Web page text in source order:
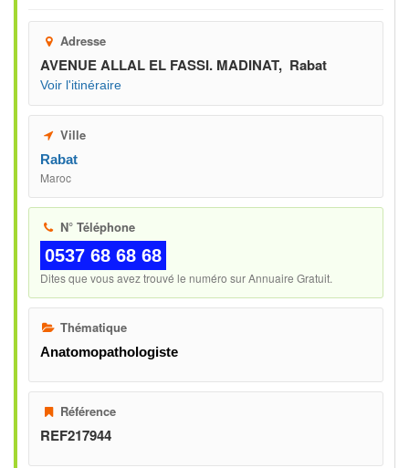
Adresse
AVENUE ALLAL EL FASSI. MADINAT, Rabat
Voir l'itinéraire
Ville
Rabat
Maroc
N° Téléphone
0537 68 68 68
Dites que vous avez trouvé le numéro sur Annuaire Gratuit.
Thématique
Anatomopathologiste
Référence
REF217944